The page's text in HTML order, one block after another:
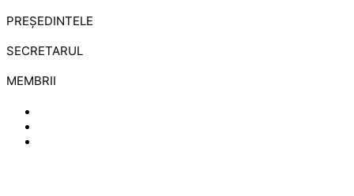
PREȘEDINTELE
SECRETARUL
MEMBRII